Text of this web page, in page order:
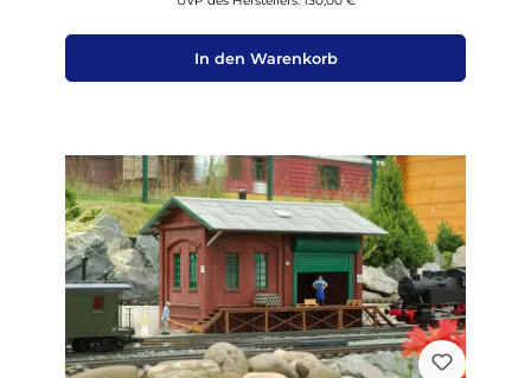
In den Warenkorb